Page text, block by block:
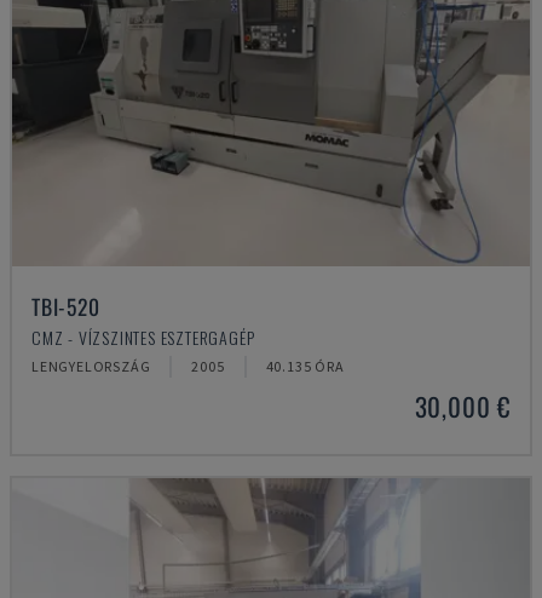
TBI-520
CMZ - VÍZSZINTES ESZTERGAGÉP
LENGYELORSZÁG 2005 40.135 ÓRA
30,000 €